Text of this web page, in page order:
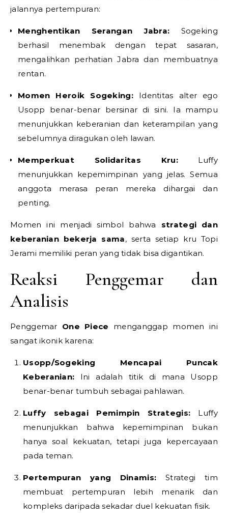
jalannya pertempuran:
Menghentikan Serangan Jabra: Sogeking
berhasil menembak dengan tepat sasaran,
mengalihkan perhatian Jabra dan membuatnya
rentan.
Momen Heroik Sogeking:Identitas alter ego
Usopp benar-benar bersinar di sini. Ia mampu
menunjukkan keberanian dan keterampilan yang
sebelumnya diragukan oleh lawan.
Memperkuat Solidaritas Kru:Luffy
menunjukkan kepemimpinan yang jelas. Semua
anggota merasa peran mereka dihargai dan
penting.
Momen ini menjadi simbol bahwa strategi dan
keberanian bekerja sama, serta setiap kru Topi
Jerami memiliki peran yang tidak bisa digantikan.
Reaksi Penggemar dan
Analisis
Penggemar One Piece menganggap momen ini
sangat ikonik karena:
Usopp/Sogeking Mencapai Puncak
Keberanian: Ini adalah titik di mana Usopp
benar-benar tumbuh sebagai pahlawan.
Luffy sebagai Pemimpin Strategis: Luffy
menunjukkan bahwa kepemimpinan bukan
hanya soal kekuatan, tetapi juga kepercayaan
pada teman.
Pertempuran yang Dinamis: Strategi tim
membuat pertempuran lebih menarik dan
kompleks daripada sekadar duel kekuatan fisik.